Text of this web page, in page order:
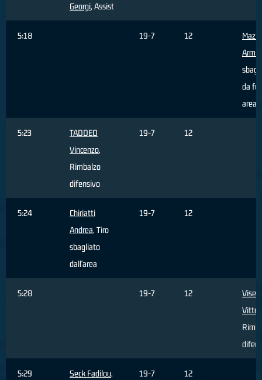
Georgi, Assist
5:18 19-7 12
Mazic
Armin
da
area
5:23
TADDEO
Vincenzo,
Rimbalzo
difensivo
19-7 12
5:24
Chiriatti
Andrea, Tiro
sbagliato
dall'area
19-7 12
5:28 19-7 12
5:29 Seck Fadilou,
19-7 12